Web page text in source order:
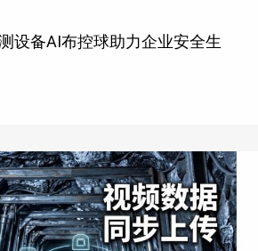
设备AI布控球助力企业安全生